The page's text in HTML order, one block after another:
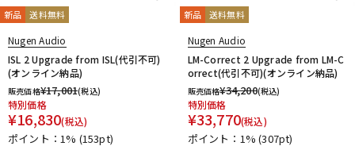
新品 送料無料
Nugen Audio
ISL 2 Upgrade from ISL(代引不可)
(オンライン納品)
販売価格¥17,001(税込)
特別価格
¥16,830(税込)
ポイント：1% (153pt)
新品 送料無料
Nugen Audio
LM-Correct 2 Upgrade from LM-C
orrect(代引不可)(オンライン納品)
販売価格¥34,200(税込)
特別価格
¥33,770(税込)
ポイント：1%(307pt)